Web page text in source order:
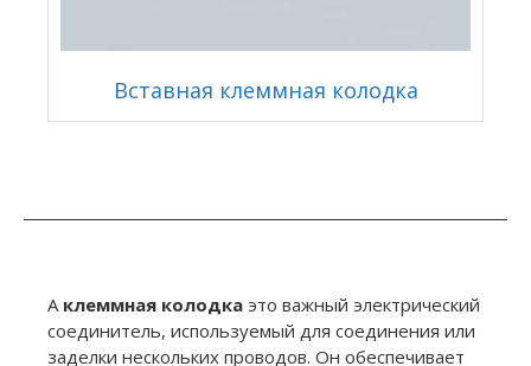
Вставная клеммная колодка
A клеммная колодка это важный электрический
соединитель, используемый для соединения или
заделки нескольких проводов. Он обеспечивает